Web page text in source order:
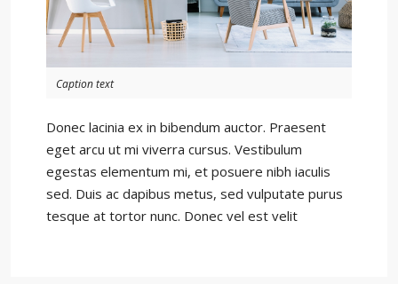
Caption text
Donec lacinia ex in bibendum auctor. Praesent
eget arcu ut mi viverra cursus. Vestibulum
egestas elementum mi, et posuere nibh iaculis
sed. Duis ac dapibus metus, sed vulputate purus
tesque at tortor nunc. Donec vel est velit